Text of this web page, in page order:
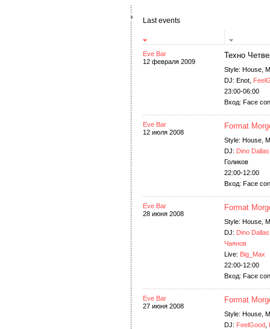
Last events
Eve Bar
12 февраля 2009
Техно
Style: House,
DJ: Enot,
23:00-06:00
Вход: Face
Eve Bar
12 июля 2008
Format
Style: House,
DJ: Dino Dallas
Голиков
22:00-12:00
Вход: Face
Eve Bar
28 июня 2008
Format
Style: House,
DJ: Dino Dallas
Чаянов
Live: Big_Max
22:00-12:00
Вход: Face
Eve Bar
27 июня 2008
Format
Style: House,
DJ: FeelGood